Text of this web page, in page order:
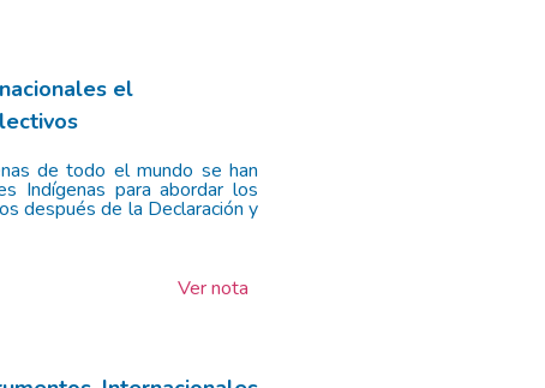
el
de todo el mundo se han
Indígenas para abordar los
después de la Declaración y
Ver nota